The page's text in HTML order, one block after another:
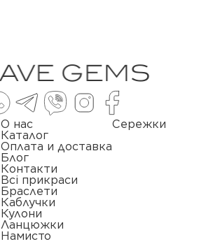
О нас
Каталог
Оплата и доставка
Блог
Контакти
Всі прикраси
Браслети
Каблучки
Кулони
Ланцюжки
Намисто
Сережки